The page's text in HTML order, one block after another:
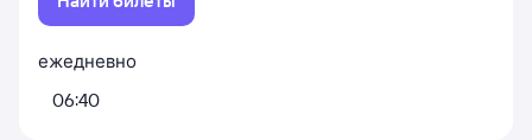
ежедневно
06:40